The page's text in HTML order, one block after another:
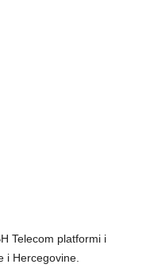
Telecom platformi i
i Hercegovine.